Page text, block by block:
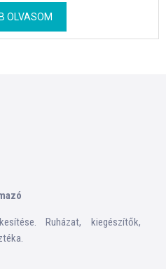
OLVASOM
Ruházat, kiegészítők,